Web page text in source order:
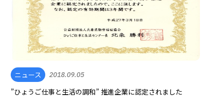
ニュース 2018.09.05
”ひょうご仕事と生活の調和” 推進企業に認定されました